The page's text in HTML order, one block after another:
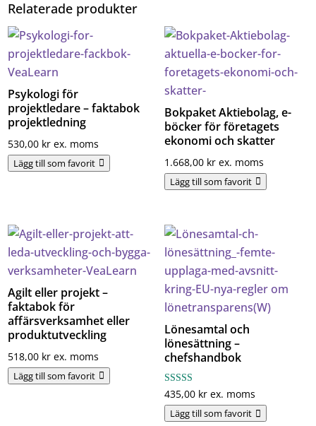
-
e-
och
mängd
Relaterade produkter
Psykologi för
projektledare – faktabok
projektledning
530,00 kr ex. moms
Lägg till som favorit
Bokpaket Aktiebolag, e-
böcker för företagets
ekonomi och skatter
1.668,00 kr ex. moms
Lägg till som favorit
Agilt eller projekt –
faktabok för
affärsverksamhet eller
produktutveckling
518,00 kr ex. moms
Lägg till som favorit
Lönesamtal och
lönesättning –
chefshandbok
Betygsatt
4.00
av 5
435,00 kr ex. moms
Lägg till som favorit